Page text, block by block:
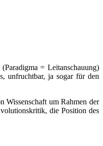
= Leitanschauung)
unfruchtbar, ja sogar für den
Wissenschaft um Rahmen der
die Position des